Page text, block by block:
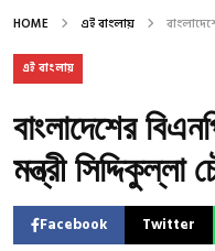
HOME এই বাংলায়
এই বাংলায়
বাংলাদেশের
মন্ত্রী সিদ্দিকুল্লা
Facebook Twitter